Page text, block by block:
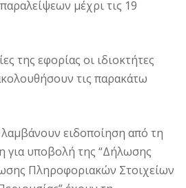
μέχρι τις 19
της εφορίας οι ιδιοκτήτες
τις παρακάτω
ειδοποίηση από τη
για υποβολή της “Δήλωσης
Πληροφοριακών Στοιχείων